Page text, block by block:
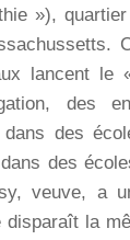
»),
lancent
des
des
des
veuve, a
la